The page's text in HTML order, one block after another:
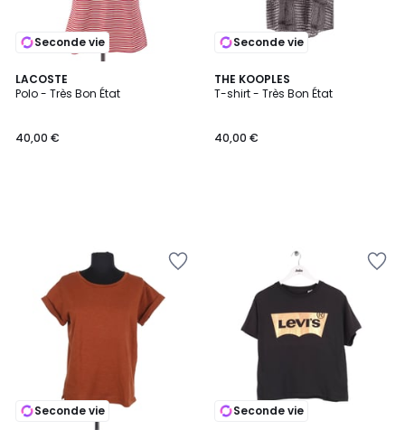
Seconde vie
LACOSTE
Polo - Très Bon État
40,00 €
Seconde vie
THE KOOPLES
T-shirt - Très Bon État
40,00 €
Seconde vie Seconde vie